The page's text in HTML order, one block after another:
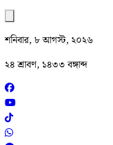
শনিবার, ৮ আগস্ট, ২০২৬
২৪ শ্রাবণ, ১৪৩৩ বঙ্গাব্দ